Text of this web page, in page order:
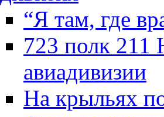
“Я там, где
723 полк 211
авиадивизии
На крыльях